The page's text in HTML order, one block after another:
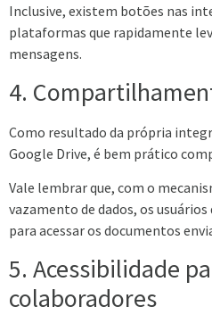
Inclusive, existem botões nas
plataformas que rapidamente
mensagens.
4.
Como resultado da própria
Google Drive, é bem prático
Vale lembrar que, com o
vazamento de dados, os
para acessar os documentos
5. Acessibilidade
colaboradores